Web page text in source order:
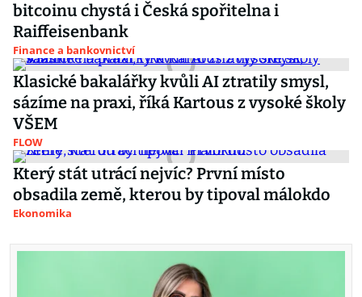
bitcoinu chystá i Česká spořitelna i
Raiffeisenbank
Finance a bankovnictví
Klasické bakalářky kvůli AI ztratily smysl,
sázíme na praxi, říká Kartous z vysoké školy
VŠEM
FLOW
Který stát utrácí nejvíc? První místo
obsadila země, kterou by tipoval málokdo
Ekonomika